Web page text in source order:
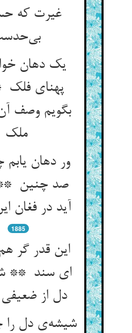
غیرت که
بی‌حدست
یک دهان
پهنای فلک
بگویم وصف
ملک
ور دهان یابم
صد چنین
1885
این قدر گر
ای سند **
دل از ضعیفی بشکند
شیشه‌ی دل را